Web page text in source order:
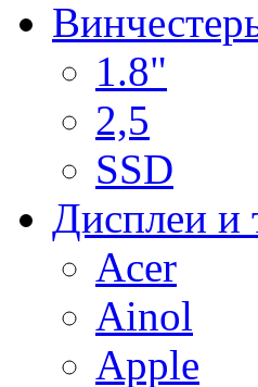
1.8"
2,5
SSD
Дисплеи и
Acer
Ainol
Apple